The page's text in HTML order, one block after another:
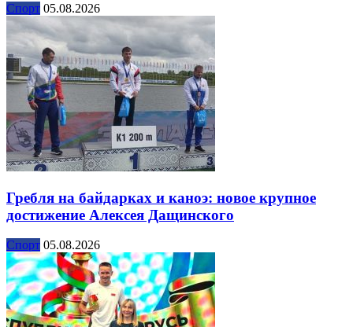
Спорт 05.08.2026
Гребля на байдарках и каноэ: новое крупное
достижение Алексея Дащинского
Спорт 05.08.2026